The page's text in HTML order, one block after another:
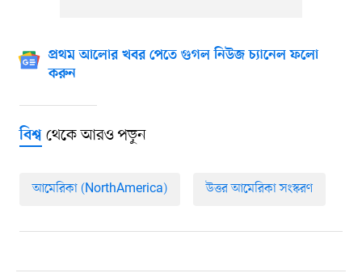
প্রথম আলোর খবর পেতে গুগল নিউজ চ্যানেল ফলো
করুন
বিশ্বথেকে আরও পড়ুন
আমেরিকা (NorthAmerica) উত্তর আমেরিকা সংস্করণ